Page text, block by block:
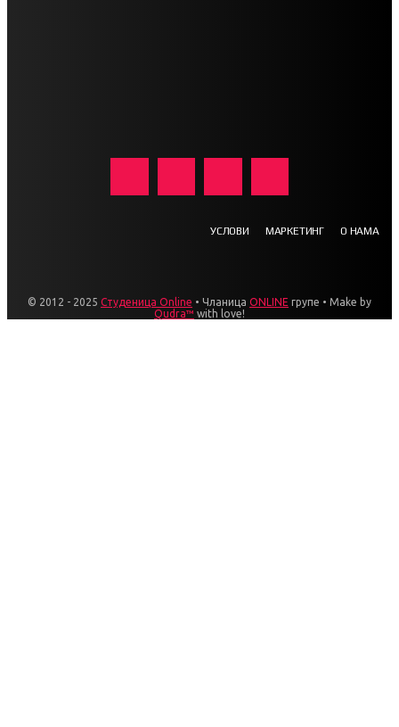
УСЛОВИ МАРКЕТИНГ О НАМА
© 2012 - 2025 Студеница Online • Чланица ONLINE групе • Make by
Qudra™ with love!